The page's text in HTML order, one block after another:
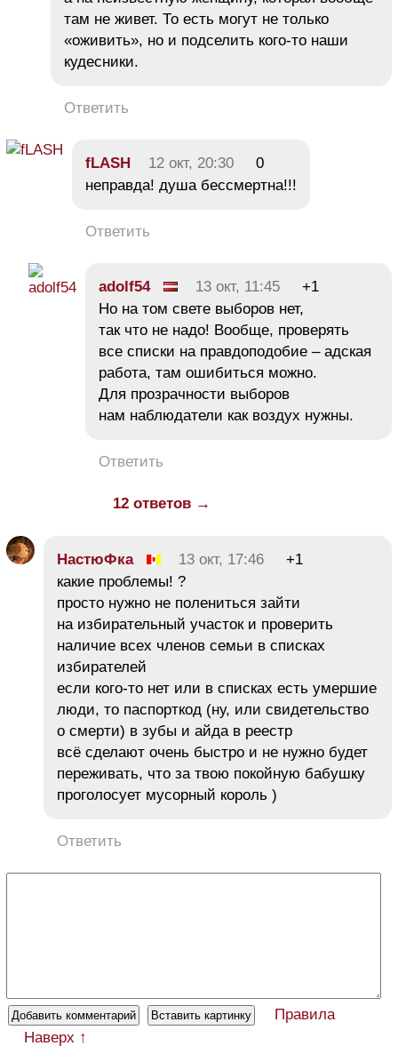
там не живет. То есть могут не только
«оживить», но и подселить кого-то наши
кудесники.
Ответить
fLASH 12 окт, 20:30
0
неправда! душа бессмертна!!!
Ответить
adolf54 13 окт, 11:45
+1
Но на том свете выборов нет,
так что не надо! Вообще, проверять
все списки на правдоподобие – адская
работа, там ошибиться можно.
Для прозрачности выборов
нам наблюдатели как воздух нужны.
Ответить
12 ответов →
НастюФка 13 окт, 17:46
+1
какие проблемы! ?
просто нужно не полениться зайти
на избирательный участок и проверить
наличие всех членов семьи в списках
избирателей
если кого-то нет или в списках есть умершие
люди, то паспорткод (ну, или свидетельство
о смерти) в зубы и айда в реестр
всё сделают очень быстро и не нужно будет
переживать, что за твою покойную бабушку
проголосует мусорный король )
Ответить
Правила
Наверх ↑